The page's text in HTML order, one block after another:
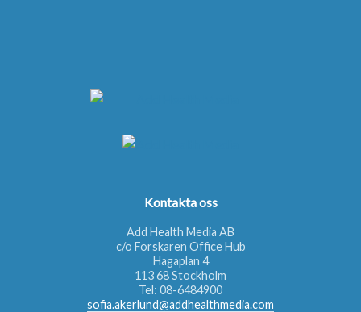
Kontakta oss
Add Health Media AB
c/o Forskaren Office Hub
Hagaplan 4
113 68 Stockholm
Tel: 08-6484900
sofia.akerlund@addhealthmedia.com